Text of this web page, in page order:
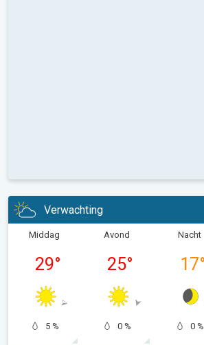
Verwachting
Middag
29°
5 %
Avond
25°
0 %
Nacht
17°
0 %